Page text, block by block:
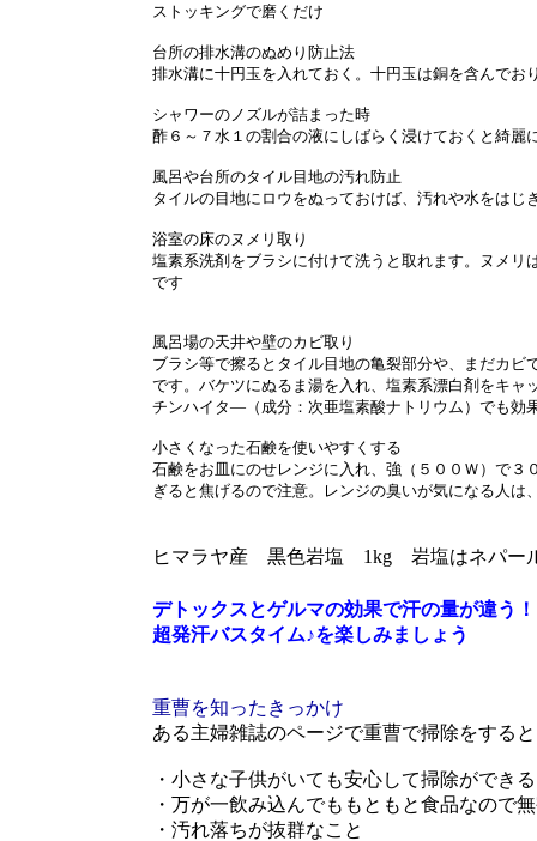
ストッキングで磨くだけ
台所の排水溝のぬめり防止法
排水溝に十円玉を入れておく。十円玉は銅を含んでお
シャワーのノズルが詰まった時
酢６～７水１の割合の液にしばらく浸けておくと綺麗
風呂や台所のタイル目地の汚れ防止
タイルの目地にロウをぬっておけば、汚れや水をはじ
浴室の床のヌメリ取り
塩素系洗剤をブラシに付けて洗うと取れます。ヌメ
です
風呂場の天井や壁のカビ取り
ブラシ等で擦るとタイル目地の亀裂部分や、まだカ
です。バケツにぬるま湯を入れ、塩素系漂白剤をキ
チンハイタ―（成分：次亜塩素酸ナトリウム）でも効
小さくなった石鹸を使いやすくする
石鹸をお皿にのせレンジに入れ、強（５００Ｗ）で
ぎると焦げるので注意。レンジの臭いが気になる人は
ヒマラヤ産 黒色岩塩 1kg 岩塩はネパー
デトックスとゲルマの効果で汗の量が違う！
超発汗バスタイム♪を楽しみましょう
重曹を知ったきっかけ
ある主婦雑誌のページで重曹で掃除をする
・小さな子供がいても安心して掃除ができ
・万が一飲み込んでももともと食品なので
・汚れ落ちが抜群なこと